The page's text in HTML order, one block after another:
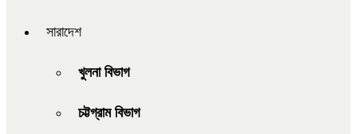
সারাদেশ
খুলনা বিভাগ
চট্টগ্রাম বিভাগ